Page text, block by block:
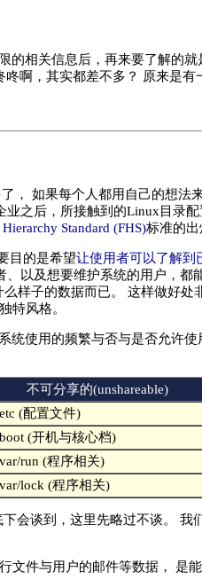
的相关信息后，再来要了解的就
啊，其实都差不多？ 原来是有
， 如果每个人都用自己的想法
之后，所接触到的Linux目录
Standard (FHS)标准的出
目的是希望让使用者可以了解到
以及想要维护系统的用户，都
样子的数据而已。 这样做好处
特风格。
统使用的频繁与否与是否允许
不可分享的(unshareable)
(配置文件)
(开机与核心档)
run (程序相关)
lock (程序相关)
会谈到，这里先略过不谈。 我
文件与用户的邮件等数据， 是